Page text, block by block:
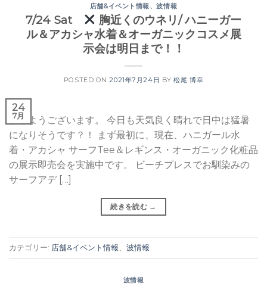
店舗&イベント情報 、波情報
7/24 Sat
胸近くのウネリ/ ハニーガー
ル＆アカシャ水着＆オーガニックコスメ展
示会は明日まで！！
POSTED ON2021年7月24日 BY松尾 博幸
24
7月
おはようございます。 今日も天気良く晴れで日中は猛暑
になりそうです？！ まず最初に、現在、ハニガール水
着・アカシャ サーフTee＆レギンス・オーガニック化粧品
の展示即売会を実施中です。 ビーチプレスでお馴染みの
サーフアデ […]
続きを読む →
カテゴリー: 店舗&イベント情報 波情報
波情報